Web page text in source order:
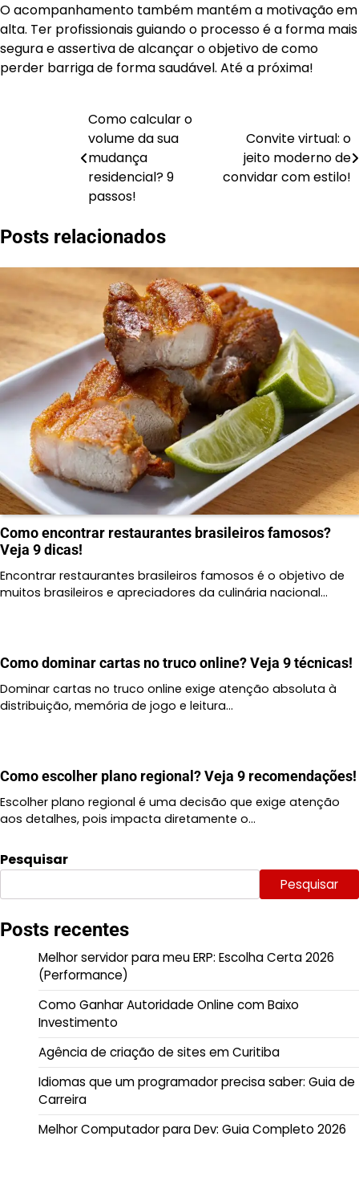
O acompanhamento também mantém a motivação em
alta. Ter profissionais guiando o processo é a forma mais
segura e assertiva de alcançar o objetivo de como
perder barriga de forma saudável. Até a próxima!
Navegação
Como calcular o
volume da sua
mudança
residencial? 9
passos!
Convite virtual: o
jeito moderno de
convidar com estilo!
Posts relacionados
Como encontrar restaurantes brasileiros famosos?
Veja 9 dicas!
Encontrar restaurantes brasileiros famosos é o objetivo de
muitos brasileiros e apreciadores da culinária nacional…
Como dominar cartas no truco online? Veja 9 técnicas!
Dominar cartas no truco online exige atenção absoluta à
distribuição, memória de jogo e leitura…
Como escolher plano regional? Veja 9 recomendações!
Escolher plano regional é uma decisão que exige atenção
aos detalhes, pois impacta diretamente o…
Pesquisar
Pesquisar
Posts recentes
Melhor servidor para meu ERP: Escolha Certa 2026
(Performance)
Como Ganhar Autoridade Online com Baixo
Investimento
Agência de criação de sites em Curitiba
Idiomas que um programador precisa saber: Guia de
Carreira
Melhor Computador para Dev: Guia Completo 2026